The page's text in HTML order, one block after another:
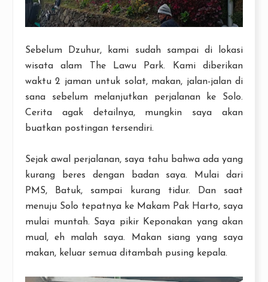
Sebelum Dzuhur, kami sudah sampai di lokasi
wisata alam The Lawu Park. Kami diberikan
waktu 2 jaman untuk solat, makan, jalan-jalan di
sana sebelum melanjutkan perjalanan ke Solo.
Cerita agak detailnya, mungkin saya akan
buatkan postingan tersendiri.
Sejak awal perjalanan, saya tahu bahwa ada yang
kurang beres dengan badan saya. Mulai dari
PMS, Batuk, sampai kurang tidur. Dan saat
menuju Solo tepatnya ke Makam Pak Harto, saya
mulai muntah. Saya pikir Keponakan yang akan
mual, eh malah saya. Makan siang yang saya
makan, keluar semua ditambah pusing kepala.